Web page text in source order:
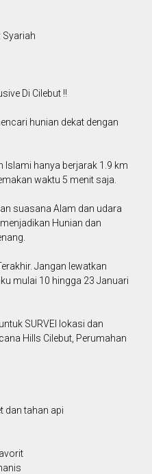
Syariah
Di Cilebut !!
hunian dekat dengan
Islami hanya berjarak 1.9 km
waktu 5 menit saja.
suasana Alam dan udara
Hunian dan
Jangan lewatkan
mulai 10 hingga 23 Januari
SURVEI lokasi dan
Hills Cilebut, Perumahan
dan tahan api